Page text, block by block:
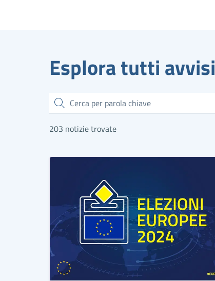
Esplora tutti avvisi
Cerca
203 notizie trovate